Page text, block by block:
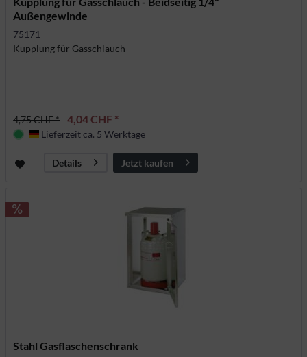
Außengewinde
75171
Kupplung für Gasschlauch
4,75 CHF * 4,04 CHF *
Deutschland
Lieferzeit ca. 5 Werktage
Details Jetzt kaufen
Stahl Gasflaschenschrank